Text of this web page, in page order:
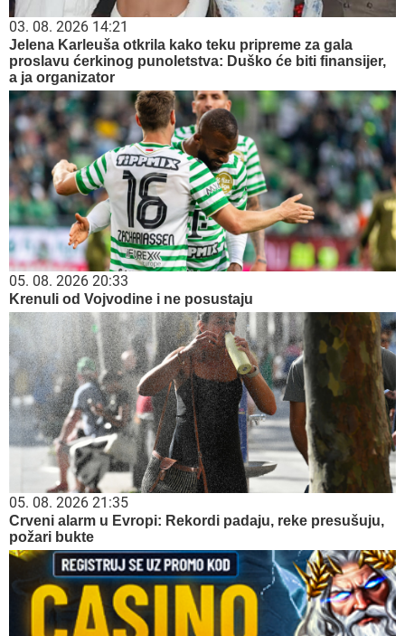
03. 08. 2026 14:21
Jelena Karleuša otkrila kako teku pripreme za gala
proslavu ćerkinog punoletstva: Duško će biti finansijer,
a ja organizator
05. 08. 2026 20:33
Krenuli od Vojvodine i ne posustaju
05. 08. 2026 21:35
Crveni alarm u Evropi: Rekordi padaju, reke presušuju,
požari bukte